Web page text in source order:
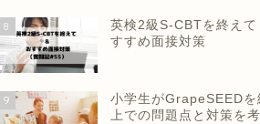
8
英検2級S-CBTを終えて
すすめ面接対策
9
小学生がGrapeSEEDを
上での問題点と対策を